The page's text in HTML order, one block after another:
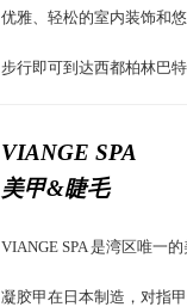
优雅、轻松的室内装饰和
步行即可到达西都柏林巴
VIANGE SPA
美甲&睫毛
VIANGE SPA 是湾区唯一
凝胶甲在日本制造，对指